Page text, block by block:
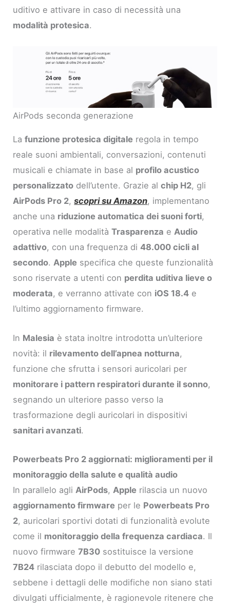
uditivo e attivare in caso di necessità una
modalità protesica.
AirPods seconda generazione
Lafunzione protesica digitale regola in tempo
reale suoni ambientali, conversazioni, contenuti
musicali e chiamate in base al profilo acustico
personalizzato dell’utente. Grazie alchip H2, gli
AirPods Pro 2,scopri su Amazon, implementano
anche una riduzione automatica dei suoni forti,
operativa nelle modalitàTrasparenza eAudio
adattivo, con una frequenza di48.000 cicli al
secondo.Apple specifica che queste funzionalità
sono riservate a utenti con perdita uditiva lieve o
moderata, e verranno attivate con iOS 18.4 e
l’ultimo aggiornamento firmware.
In Malesia è stata inoltre introdotta un’ulteriore
novità: il rilevamento dell’apnea notturna,
funzione che sfrutta i sensori auricolari per
monitorare i pattern respiratori durante il sonno,
segnando un ulteriore passo verso la
trasformazione degli auricolari in dispositivi
sanitari avanzati.
Powerbeats Pro 2 aggiornati: miglioramenti per il
monitoraggio della salute e qualità audio
In parallelo agli AirPods, Apple rilascia un nuovo
aggiornamento firmware per le Powerbeats Pro
2, auricolari sportivi dotati di funzionalità evolute
come il monitoraggio della frequenza cardiaca. Il
nuovo firmware7B30 sostituisce la versione
7B24 rilasciata dopo il debutto del modello e,
sebbene i dettagli delle modifiche non siano stati
divulgati ufficialmente, è ragionevole ritenere che